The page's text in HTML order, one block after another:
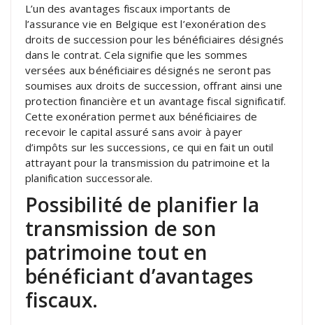
L’un des avantages fiscaux importants de
l’assurance vie en Belgique est l’exonération des
droits de succession pour les bénéficiaires désignés
dans le contrat. Cela signifie que les sommes
versées aux bénéficiaires désignés ne seront pas
soumises aux droits de succession, offrant ainsi une
protection financière et un avantage fiscal significatif.
Cette exonération permet aux bénéficiaires de
recevoir le capital assuré sans avoir à payer
d’impôts sur les successions, ce qui en fait un outil
attrayant pour la transmission du patrimoine et la
planification successorale.
Possibilité de planifier la
transmission de son
patrimoine tout en
bénéficiant d’avantages
fiscaux.